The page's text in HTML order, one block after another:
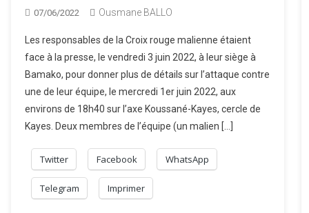
07/06/2022 Ousmane BALLO
Les responsables de la Croix rouge malienne étaient
face à la presse, le vendredi 3 juin 2022, à leur siège à
Bamako, pour donner plus de détails sur l’attaque contre
une de leur équipe, le mercredi 1er juin 2022, aux
environs de 18h40 sur l’axe Koussané-Kayes, cercle de
Kayes. Deux membres de l’équipe (un malien […]
Twitter Facebook WhatsApp
Telegram Imprimer